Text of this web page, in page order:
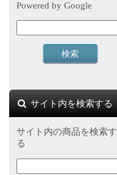
Powered by Google
サイト内を検索する
サイト内の商品を検索す
る